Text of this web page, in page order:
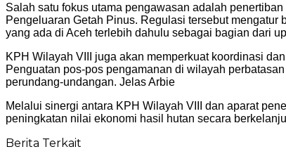
Salah satu fokus utama pengawasan adalah
Pengeluaran Getah Pinus. Regulasi tersebut
yang ada di Aceh terlebih dahulu sebagai bagian dari
KPH Wilayah VIII juga akan memperkuat koordinasi
Penguatan pos-pos pengamanan di wilayah
perundang-undangan. Jelas Arbie
Melalui sinergi antara KPH Wilayah VIII dan aparat
peningkatan nilai ekonomi hasil hutan secara
Berita Terkait